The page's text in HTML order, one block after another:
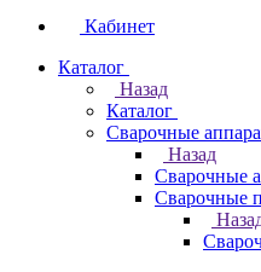
Кабинет
Каталог
Назад
Каталог
Сварочные
Назад
Сварочные
Сварочные